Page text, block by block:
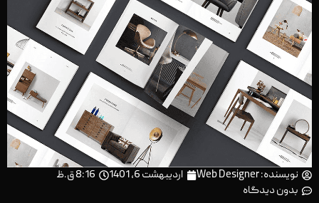
نویسنده: اردیبهشت 6, 1401
8:16 ق.ظ
بدون دیدگاه